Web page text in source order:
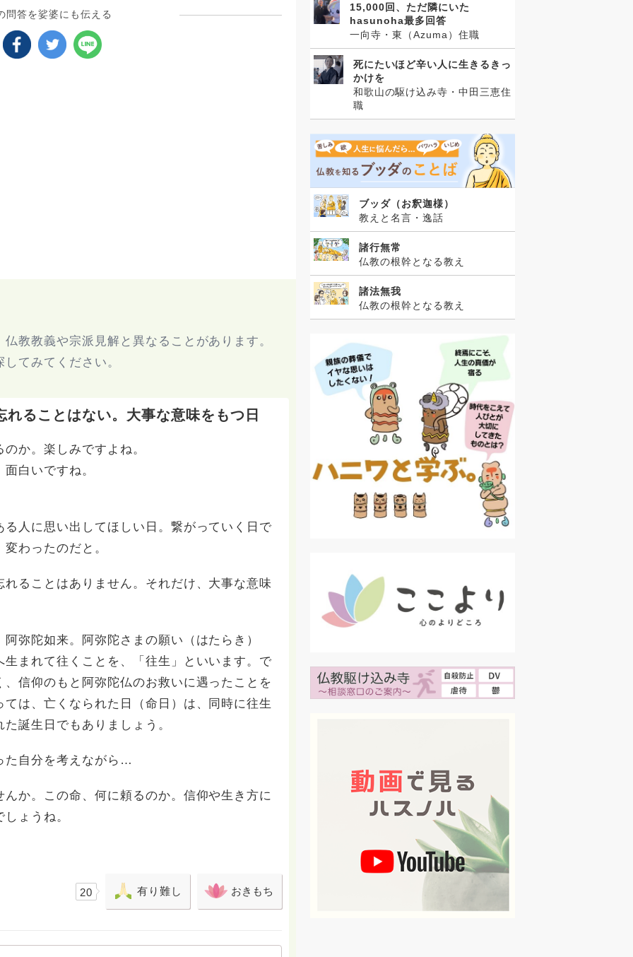
問答を娑婆にも伝える
教教義や宗派見解と異なることがあります。
てみてください。
ることはない。大事な意味をもつ日
か。楽しみですよね。
白いですね。
人に思い出してほしい日。繋がっていく日で
わったのだと。
ることはありません。それだけ、大事な意味
弥陀如来。阿弥陀さまの願い（はたらき）
まれて往くことを、「往生」といいます。で
信仰のもと阿弥陀仏のお救いに遇ったことを
は、亡くなられた日（命日）は、同時に往生
誕生日でもありましょう。
た自分を考えながら…
か。この命、何に頼るのか。信仰や生き方に
ょうね。
20 有り難し おきもち
15,000回、ただ隣にいた
hasunoha最多回答
一向寺・東（Azuma）住職
死にたいほど辛い人に生きるきっ
かけを
和歌山の駆け込み寺・中田三恵住
職
ブッダ（お釈迦様）
教えと名言・逸話
諸行無常
仏教の根幹となる教え
諸法無我
仏教の根幹となる教え